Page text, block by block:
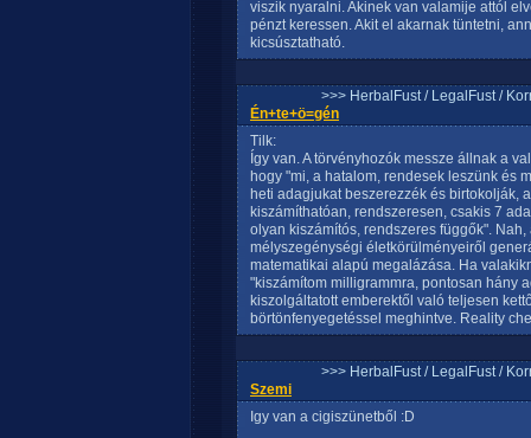
viszik nyaralni. Akinek van valamije attól
pénzt keressen. Akit el akarnak tüntetni,
kicsúsztatható.
>>> HerbalFust / LegalFust /
Én+te+ö=gén
Tilk:
Így van. A törvényhozók messze állnak a
hogy "mi, a hatalom, rendesek leszünk és
heti adagjukat beszerezzék és birtokolják,
kiszámíthatóan, rendszeresen, csakis 7
olyan kiszámítós, rendszeres függők".
mélyszegénységi életkörülményeiről
matematikai alapú megalázása. Ha
"kiszámítom milligrammra, pontosan hány
kiszolgáltatott emberektől való teljesen
börtönfenyegetéssel meghintve. Reality
>>> HerbalFust / LegalFust /
Szemi
Igy van a cigiszünetből :D